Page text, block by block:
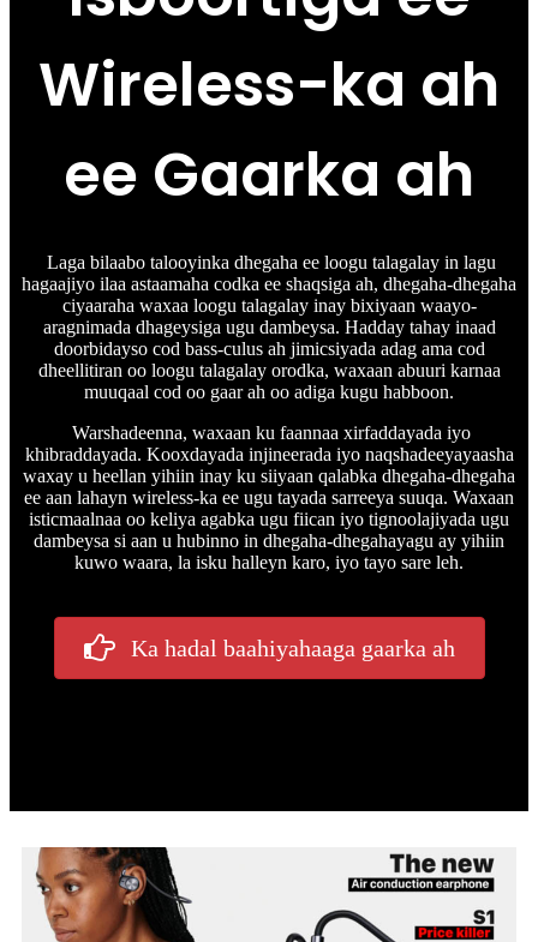
Wireless-ka ah
ee Gaarka ah
Laga bilaabo talooyinka dhegaha ee loogu talagalay in lagu
hagaajiyo ilaa astaamaha codka ee shaqsiga ah, dhegaha-dhegaha
ciyaaraha waxaa loogu talagalay inay bixiyaan waayo-
aragnimada dhageysiga ugu dambeysa. Hadday tahay inaad
doorbidayso cod bass-culus ah jimicsiyada adag ama cod
dheellitiran oo loogu talagalay orodka, waxaan abuuri karnaa
muuqaal cod oo gaar ah oo adiga kugu habboon.
Warshadeenna, waxaan ku faannaa xirfaddayada iyo
khibraddayada. Kooxdayada injineerada iyo naqshadeeyayaasha
waxay u heellan yihiin inay ku siiyaan qalabka dhegaha-dhegaha
ee aan lahayn wireless-ka ee ugu tayada sarreeya suuqa. Waxaan
isticmaalnaa oo keliya agabka ugu fiican iyo tignoolajiyada ugu
dambeysa si aan u hubinno in dhegaha-dhegahayagu ay yihiin
kuwo waara, la isku halleyn karo, iyo tayo sare leh.
Ka hadal baahiyahaaga gaarka ah